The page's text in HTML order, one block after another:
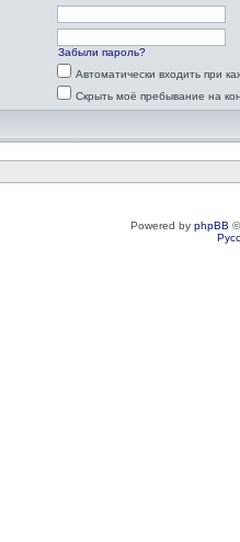
Забыли пароль?
Автоматически входить при
Скрыть моё пребывание на
Powered by phpBB